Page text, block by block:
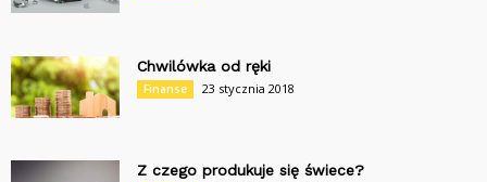
Chwilówka od ręki
Finanse 23 stycznia 2018
Z czego produkuje się świece?